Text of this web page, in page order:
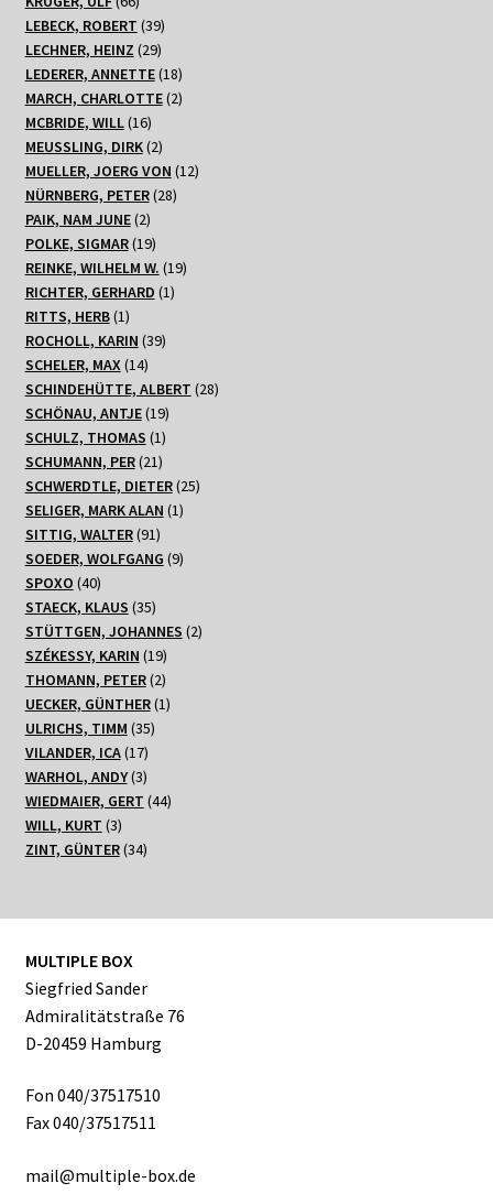
Produkte
LEBECK, ROBERT 3939
Produkte
LECHNER, HEINZ 2929
Produkte
LEDERER, ANNETTE 1818
Produkte
MARCH, CHARLOTTE 22
MCBRIDE, WILL 1616
Produkte
MEUSSLING, DIRK 22
Produkte
MUELLER, JOERG VON 1212
NÜRNBERG, PETER 2828
PAIK, NAM JUNE 22
Produkte
POLKE, SIGMAR 1919
Produkte
REINKE, WILHELM W. 1919
RICHTER, GERHARD 11
RITTS, HERB 11
Produkt
ROCHOLL, KARIN 3939
SCHELER, MAX 1414
Produkte
SCHINDEHÜTTE, ALBERT 2828
SCHÖNAU, ANTJE 1919
Produkte
SCHULZ, THOMAS 11
Produkt
SCHUMANN, PER 2121
Produkte
SCHWERDTLE, DIETER 2525
SELIGER, MARK ALAN 11
SITTIG, WALTER 9191
Produkte
SOEDER, WOLFGANG 99
SPOXO 4040
Produkte
STAECK, KLAUS 3535
Produkte
STÜTTGEN, JOHANNES 22
SZÉKESSY, KARIN 1919
Produkte
THOMANN, PETER 22
Produkte
UECKER, GÜNTHER 11
ULRICHS, TIMM 3535
VILANDER, ICA 1717
Produkte
WARHOL, ANDY 33
Produkte
WIEDMAIER, GERT 4444
WILL, KURT 33
Produkte
ZINT, GÜNTER 3434
MULTIPLE BOX
Siegfried Sander
Admiralitätstraße 76
D-20459 Hamburg
Fon 040/37517510
Fax 040/37517511
mail@multiple-box.de